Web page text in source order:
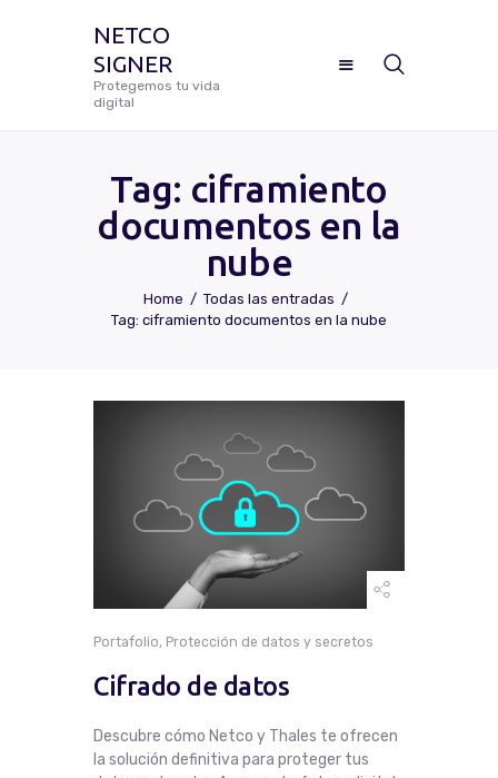
NETCO
SIGNER
Protegemos tu vida
digital
Tag: ciframiento
documentos en la
nube
Home
Todas las entradas
Tag: ciframiento documentos en la nube
NETCO SIGNER
Manual De Uso Netco Signer
¿Cómo Configurar Tu Firma
Digital Certificada?
Portafolio, Protección de datos y secretos
Cifrado de datos
Descubre cómo Netco y Thales te ofrecen
la solución definitiva para proteger tus